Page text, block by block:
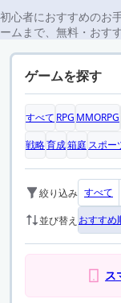
初心者におすすめのお
ームまで、無料・おす
ゲームを探す
すべて RPG MMORPG
戦略育成箱庭 スポー
絞り込み すべて
並び替え おすすめ
ス